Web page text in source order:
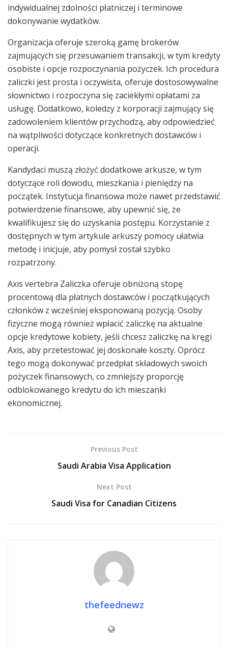
indywidualnej zdolności płatniczej i terminowe
dokonywanie wydatków.
Organizacja oferuje szeroką gamę brokerów
zajmujących się przesuwaniem transakcji, w tym kredyty
osobiste i opcje rozpoczynania pożyczek. Ich procedura
zaliczki jest prosta i oczywista, oferuje dostosowywalne
słownictwo i rozpoczyna się zaciekłymi opłatami za
usługę. Dodatkowo, koledzy z korporacji zajmujący się
zadowoleniem klientów przychodzą, aby odpowiedzieć
na wątpliwości dotyczące konkretnych dostawców i
operacji.
Kandydaci muszą złożyć dodatkowe arkusze, w tym
dotyczące roli dowodu, mieszkania i pieniędzy na
początek. Instytucja finansowa może nawet przedstawić
potwierdzenie finansowe, aby upewnić się, że
kwalifikujesz się do uzyskania postępu. Korzystanie z
dostępnych w tym artykule arkuszy pomocy ułatwia
metodę i inicjuje, aby pomysł został szybko
rozpatrzony.
Axis vertebra Zaliczka oferuje obniżoną stopę
procentową dla płatnych dostawców i początkujących
członków z wcześniej eksponowaną pozycją. Osoby
fizyczne mogą również wpłacić zaliczkę na aktualne
opcje kredytowe kobiety, jeśli chcesz zaliczkę na kręgi
Axis, aby przetestować jej doskonałe koszty. Oprócz
tego mogą dokonywać przedpłat składowych swoich
pożyczek finansowych, co zmniejszy proporcję
odblokowanego kredytu do ich mieszanki
ekonomicznej.
Previous Post
Saudi Arabia Visa Application
Next Post
Saudi Visa for Canadian Citizens
thefeednewz